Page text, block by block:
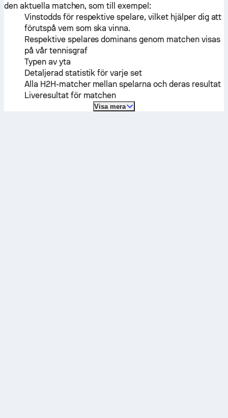
den aktuella matchen, som till exempel:
Vinstodds för respektive spelare, vilket hjälper dig att
förutspå vem som ska vinna.
Respektive spelares dominans genom matchen visas
på vår tennisgraf
Typen av yta
Detaljerad statistik för varje set
Alla H2H-matcher mellan spelarna och deras resultat
Liveresultat för matchen
Visa mera